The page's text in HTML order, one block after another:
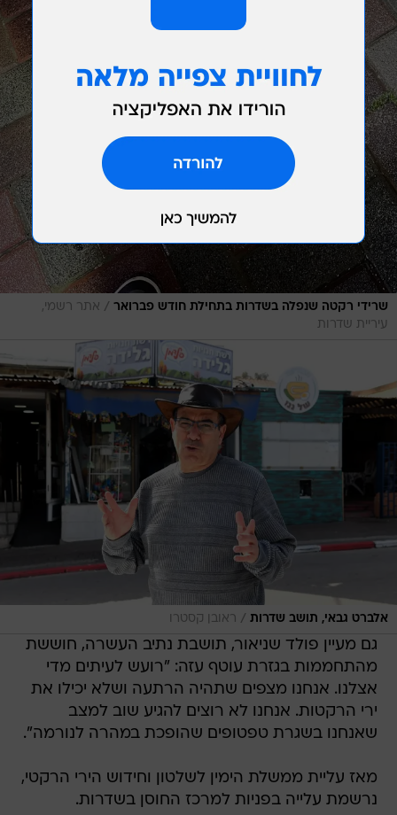
שרידי רקטה שנפלה בשדרות בתחילת חודש פברואר / אתר רשמי,
עיריית שדרות
אלברט גבאי, תושב שדרות / ראובן קסטרו
גם מעיין פולד שניאור, תושבת נתיב העשרה, חוששת
מהתחממות בגזרת עוטף עזה: "רועש לעיתים מדי
אצלנו. אנחנו מצפים שתהיה הרתעה ושלא יכילו את
ירי הרקטות. אנחנו לא רוצים להגיע שוב למצב
שאנחנו בשגרת טפטופים שהופכת במהרה לנורמה".
מאז עליית ממשלת הימין לשלטון וחידוש הירי הרקטי,
נרשמת עלייה בפניות למרכז החוסן בשדרות.